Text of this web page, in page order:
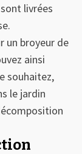
livrées
un broyeur de
ainsi
souhaitez,
le jardin